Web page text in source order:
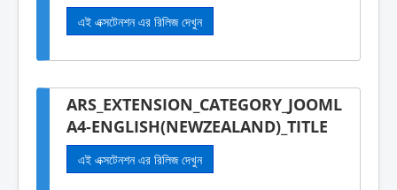
এই এক্সটেনশন এর রিলিজ দেখুন
ARS_EXTENSION_CATEGORY_JOOML
A4-ENGLISH(NEWZEALAND)_TITLE
এই এক্সটেনশন এর রিলিজ দেখুন